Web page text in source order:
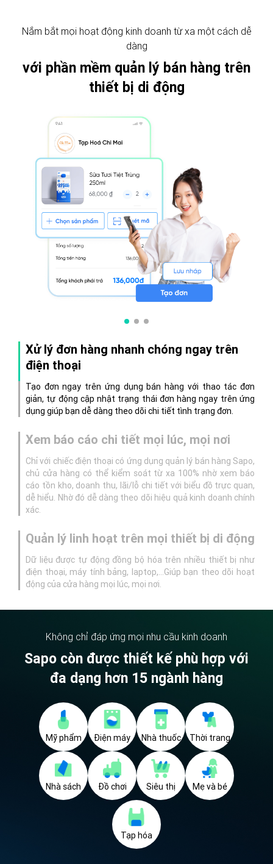
Nắm bắt mọi hoạt động kinh doanh từ xa một cách dễ
dàng
với phần mềm quản lý bán hàng trên
thiết bị di động
Xử lý đơn hàng nhanh chóng ngay trên
điện thoại
Tạo đơn ngay trên ứng dụng bán hàng với thao tác đơn
giản, tự động cập nhật trạng thái đơn hàng ngay trên ứng
dụng giúp bạn dễ dàng theo dõi chi tiết tình trạng đơn.
Xem báo cáo chi tiết mọi lúc, mọi nơi
Chỉ với chiếc điện thoại có ứng dụng quản lý bán hàng Sapo,
chủ cửa hàng có thể kiểm soát từ xa 100% nhờ xem báo
cáo tồn kho, doanh thu, lãi/lỗ chi tiết với biểu đồ trực quan,
dễ hiểu. Nhờ đó dễ dàng theo dõi hiệu quả kinh doanh chính
xác.
Quản lý linh hoạt trên mọi thiết bị di động
Dữ liệu được tự động đồng bộ hóa trên nhiều thiết bị như
điện thoại, máy tính bảng, laptop,…Giúp bạn theo dõi hoạt
động của cửa hàng mọi lúc, mọi nơi.
Không chỉ đáp ứng mọi nhu cầu kinh doanh
Sapo còn được thiết kế phù hợp với
đa dạng hơn 15 ngành hàng
Mỹ phẩm Điện máy Nhà thuốc Thời trang
Nhà sách Đồ chơi Siêu thị Mẹ và bé
Tạp hóa